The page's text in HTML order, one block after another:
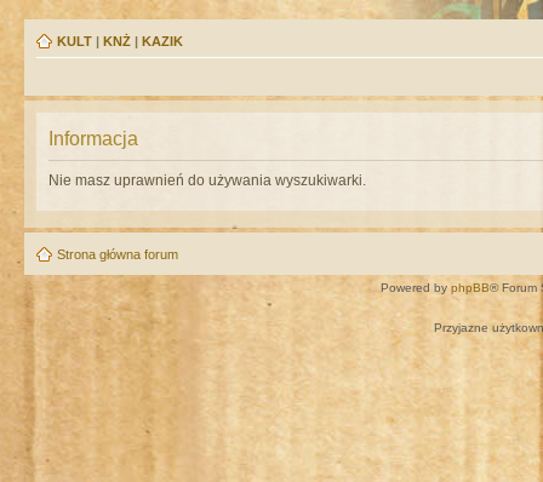
KULT | KNŻ | KAZIK
Informacja
Nie masz uprawnień do używania wyszukiwarki.
Strona główna forum
Powered by phpBB® Forum
Przyjazne